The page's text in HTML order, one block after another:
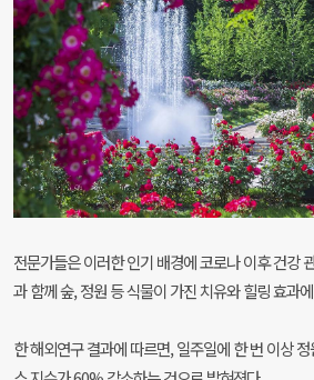
전문가들은 이러한 인기 배경에 코로나 이후 건강
과 함께 숲, 정원 등 식물이 가진 치유와 힐링 효과
한 해외연구 결과에 따르면, 일주일에 한 번 이상